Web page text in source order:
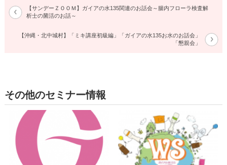
【サンデーＺＯＯＭ】ガイアの水135関連のお話会～腸内フローラ検査解
析士の菌活のお話～
【沖縄・北中城村】「ミキ講座初級編」「ガイアの水135お水のお話会」
「懇親会」
その他のセミナー情報